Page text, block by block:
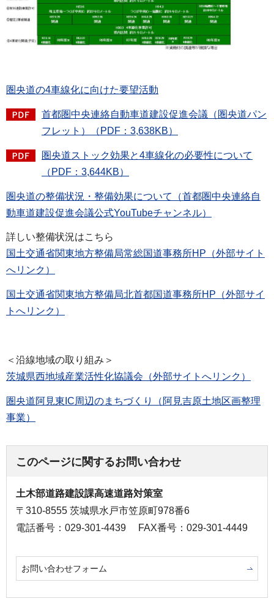
圏央道の4車線化に向けた要望活動
首都圏中央連絡自動車道建設促進会議（圏央道パン
フレット）（PDF：3,638KB）
圏央道ストック効果と4車線化の必要性について
（PDF：3,644KB）
圏央道の整備状況・整備効果について（首都圏中央連絡自
動車道建設促進会議公式YouTubeチャンネル）
詳しい整備状況はこちら
国土交通省関東地方整備局常総国道事務所HP（外部サイト
へリンク）
国土交通省関東地方整備局北首都国道事務所HP（外部サイ
トへリンク）
＜沿線地域の取り組み＞
茨城県西地域産業活性化協議会（外部サイトへリンク）
圏央道阿見東IC周辺のまちづくり（阿見吉原土地区画整理
事業）
このページに関するお問い合わせ
土木部道路建設課高速道路対策室
〒310-8555 茨城県水戸市笠原町978番6
電話番号：029-301-4439
FAX番号：029-301-4449
お問い合わせフォーム